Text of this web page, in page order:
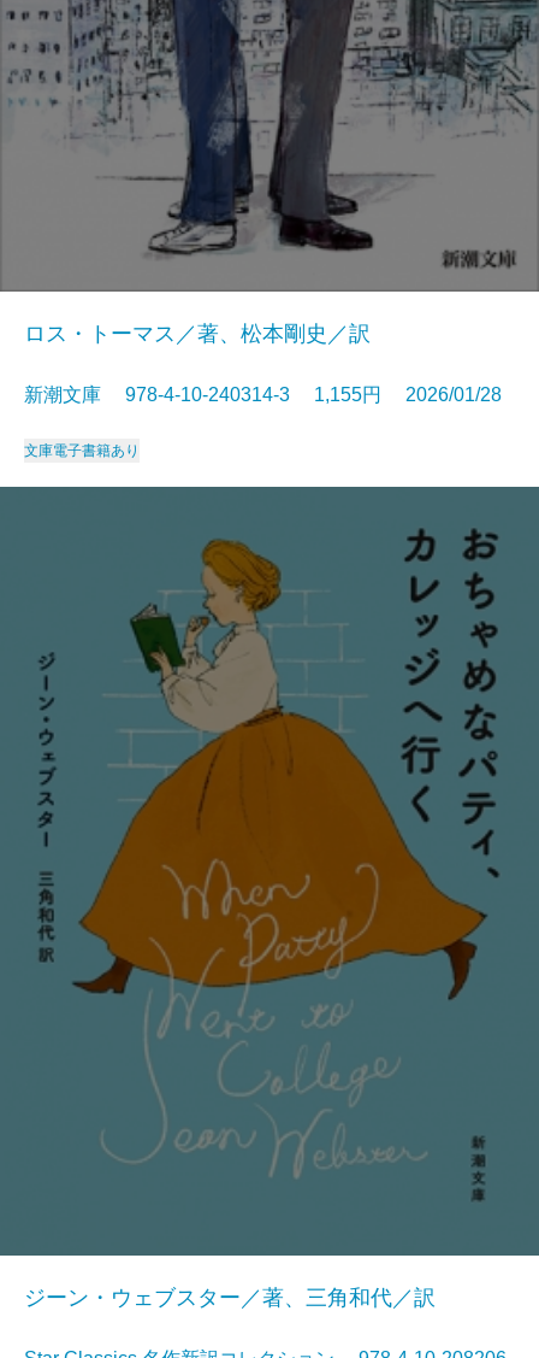
ロス・トーマス／著、松本剛史／訳
新潮文庫 978-4-10-240314-3 1,155円 2026/01/28
文庫電子書籍あり
ジーン・ウェブスター／著、三角和代／訳